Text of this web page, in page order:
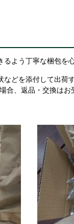
よう丁寧な梱包を
どを添付して出荷
合、返品・交換はお